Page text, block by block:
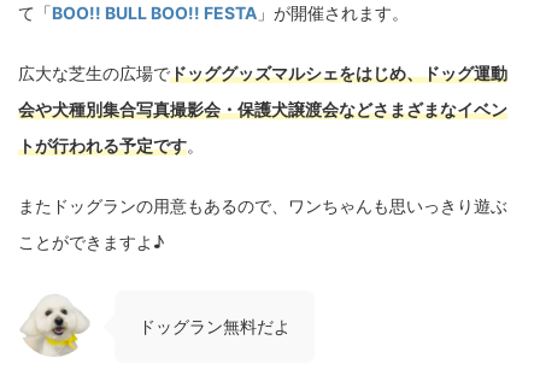
て「BOO!! BULL BOO!! FESTA 」が開催されます。
広大な芝生の広場でドッググッズマルシェをはじめ、ドッグ運動
会や犬種別集合写真撮影会・保護犬譲渡会などさまざまなイベン
トが行われる予定です。
またドッグランの用意もあるので、ワンちゃんも思いっきり遊ぶ
ことができますよ♪
ドッグラン無料だよ